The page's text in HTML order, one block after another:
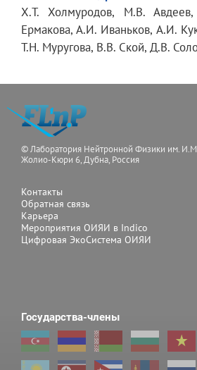
Х.T. Холмуродов, М.В.
Ермакова, А.И. Иваньков, А.И.
Т.Н. Муругова, В.В. Ской, Д.В.
© Лаборатория Нейтронной Физики им.
Жолио-Кюри 6, Дубна, Россия
Контакты
Обратная связь
Карьера
Мероприятия ОИЯИ в Indico
Цифровая ЭкоСистема ОИЯИ
Государства-члены